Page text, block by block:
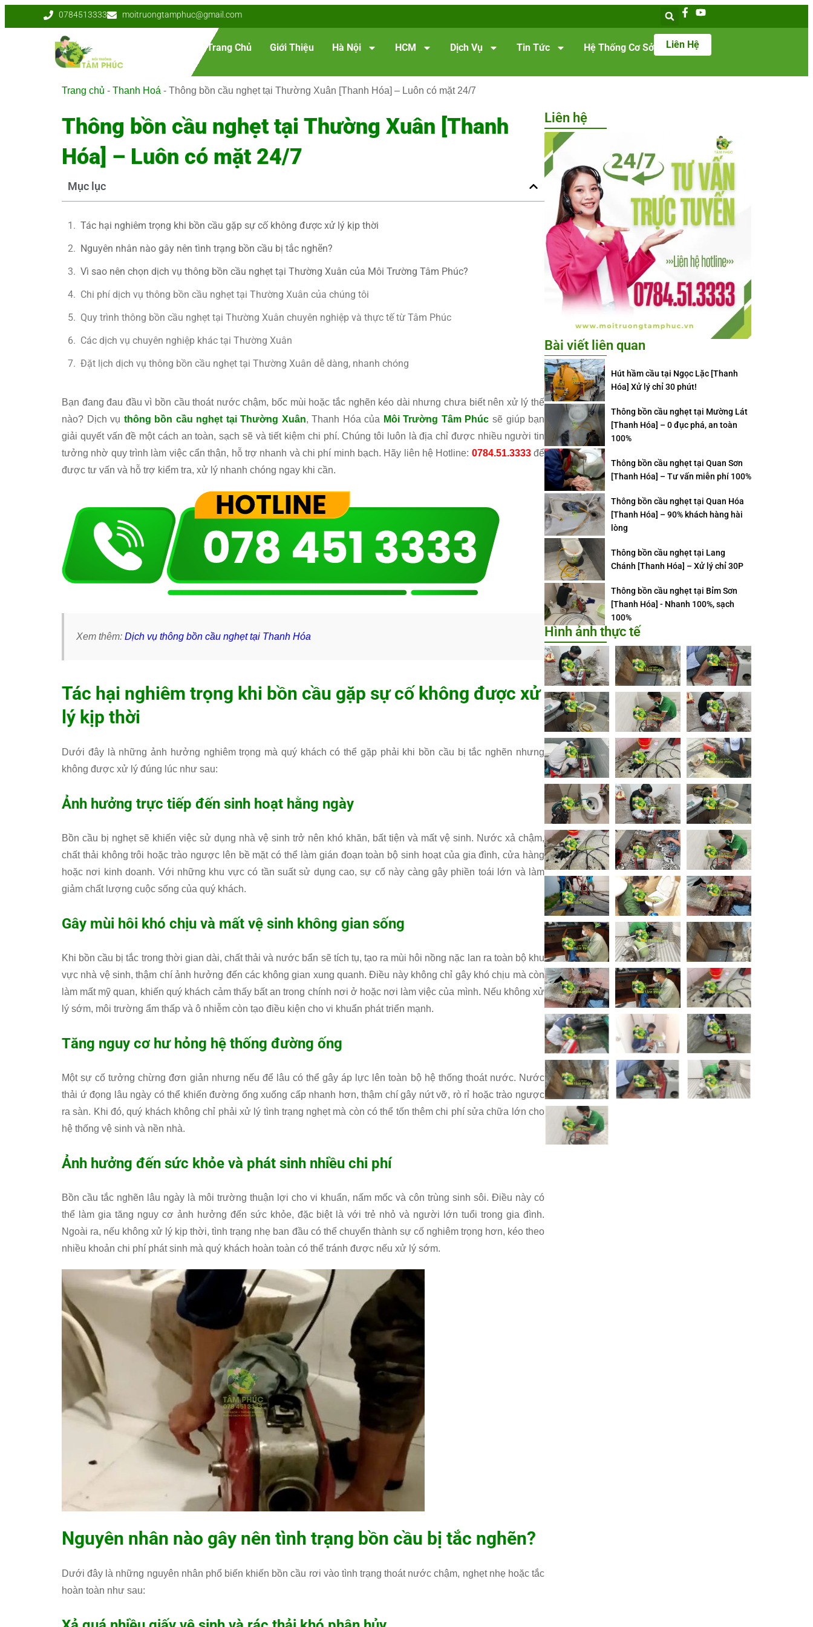
0784513333 moitruongtamphuc@gmail.com
Trang Chủ Giới Thiệu Hà Nội HCM Dịch Vụ Tin Tức Hệ Thống Cơ Sở Liên Hệ
Trang chủ - Thanh Hoá - Thông bồn cầu nghẹt tại Thường Xuân [Thanh Hóa] – Luôn có mặt 24/7
Thông bồn cầu nghẹt tại Thường Xuân [Thanh
Hóa] – Luôn có mặt 24/7
Mục lục
Tác hại nghiêm trọng khi bồn cầu gặp sự cố không được xử lý kịp thời
Nguyên nhân nào gây nên tình trạng bồn cầu bị tắc nghẽn?
Vì sao nên chọn dịch vụ thông bồn cầu nghẹt tại Thường Xuân của Môi Trường Tâm Phúc?
Chi phí dịch vụ thông bồn cầu nghẹt tại Thường Xuân của chúng tôi
Quy trình thông bồn cầu nghẹt tại Thường Xuân chuyên nghiệp và thực tế từ Tâm Phúc
Các dịch vụ chuyên nghiệp khác tại Thường Xuân
Đặt lịch dịch vụ thông bồn cầu nghẹt tại Thường Xuân dễ dàng, nhanh chóng
Bạn đang đau đầu vì bồn cầu thoát nước chậm, bốc mùi hoặc tắc nghẽn kéo dài nhưng chưa biết nên xử lý thế
nào? Dịch vụ thông bồn cầu nghẹt tại Thường Xuân, Thanh Hóa của Môi Trường Tâm Phúc sẽ giúp bạn
giải quyết vấn đề một cách an toàn, sạch sẽ và tiết kiệm chi phí. Chúng tôi luôn là địa chỉ được nhiều người tin
tưởng nhờ quy trình làm việc cẩn thận, hỗ trợ nhanh và chi phí minh bạch. Hãy liên hệ Hotline: 0784.51.3333để
được tư vấn và hỗ trợ kiểm tra, xử lý nhanh chóng ngay khi cần.
Xem thêm: Dịch vụ thông bồn cầu nghẹt tại Thanh Hóa
Tác hại nghiêm trọng khi bồn cầu gặp sự cố không được xử
lý kịp thời
Dưới đây là những ảnh hưởng nghiêm trọng mà quý khách có thể gặp phải khi bồn cầu bị tắc nghẽn nhưng
không được xử lý đúng lúc như sau:
Ảnh hưởng trực tiếp đến sinh hoạt hằng ngày
Bồn cầu bị nghẹt sẽ khiến việc sử dụng nhà vệ sinh trở nên khó khăn, bất tiện và mất vệ sinh. Nước xả chậm,
chất thải không trôi hoặc trào ngược lên bề mặt có thể làm gián đoạn toàn bộ sinh hoạt của gia đình, cửa hàng
hoặc nơi kinh doanh. Với những khu vực có tần suất sử dụng cao, sự cố này càng gây phiền toái lớn và làm
giảm chất lượng cuộc sống của quý khách.
Gây mùi hôi khó chịu và mất vệ sinh không gian sống
Khi bồn cầu bị tắc trong thời gian dài, chất thải và nước bẩn sẽ tích tụ, tạo ra mùi hôi nồng nặc lan ra toàn bộ khu
vực nhà vệ sinh, thậm chí ảnh hưởng đến các không gian xung quanh. Điều này không chỉ gây khó chịu mà còn
làm mất mỹ quan, khiến quý khách cảm thấy bất an trong chính nơi ở hoặc nơi làm việc của mình. Nếu không xử
lý sớm, môi trường ẩm thấp và ô nhiễm còn tạo điều kiện cho vi khuẩn phát triển mạnh.
Tăng nguy cơ hư hỏng hệ thống đường ống
Một sự cố tưởng chừng đơn giản nhưng nếu để lâu có thể gây áp lực lên toàn bộ hệ thống thoát nước. Nước
thải ứ đọng lâu ngày có thể khiến đường ống xuống cấp nhanh hơn, thậm chí gây nứt vỡ, rò rỉ hoặc trào ngược
ra sàn. Khi đó, quý khách không chỉ phải xử lý tình trạng nghẹt mà còn có thể tốn thêm chi phí sửa chữa lớn cho
hệ thống vệ sinh và nền nhà.
Ảnh hưởng đến sức khỏe và phát sinh nhiều chi phí
Bồn cầu tắc nghẽn lâu ngày là môi trường thuận lợi cho vi khuẩn, nấm mốc và côn trùng sinh sôi. Điều này có
thể làm gia tăng nguy cơ ảnh hưởng đến sức khỏe, đặc biệt là với trẻ nhỏ và người lớn tuổi trong gia đình.
Ngoài ra, nếu không xử lý kịp thời, tình trạng nhẹ ban đầu có thể chuyển thành sự cố nghiêm trọng hơn, kéo theo
nhiều khoản chi phí phát sinh mà quý khách hoàn toàn có thể tránh được nếu xử lý sớm.
Nguyên nhân nào gây nên tình trạng bồn cầu bị tắc nghẽn?
Dưới đây là những nguyên nhân phổ biến khiến bồn cầu rơi vào tình trạng thoát nước chậm, nghẹt nhẹ hoặc tắc
hoàn toàn như sau:
Liên hệ
Bài viết liên quan
Hút hầm cầu tại Ngọc Lặc [Thanh
Hóa] Xử lý chỉ 30 phút!
Thông bồn cầu nghẹt tại Mường Lát
[Thanh Hóa] – 0 đục phá, an toàn
100%
Thông bồn cầu nghẹt tại Quan Sơn
[Thanh Hóa] – Tư vấn miễn phí 100%
Thông bồn cầu nghẹt tại Quan Hóa
[Thanh Hóa] – 90% khách hàng hài
lòng
Thông bồn cầu nghẹt tại Lang
Chánh [Thanh Hóa] – Xử lý chỉ 30P
Thông bồn cầu nghẹt tại Bỉm Sơn
[Thanh Hóa] - Nhanh 100%, sạch
100%
Hình ảnh thực tế